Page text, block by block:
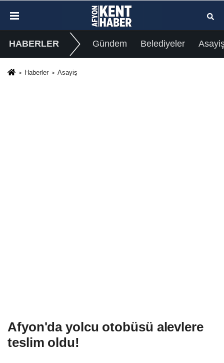
HABERLER Gündem Belediyeler
Haberler Asayiş
Afyon'da yolcu otobüsü alevlere
teslim oldu!